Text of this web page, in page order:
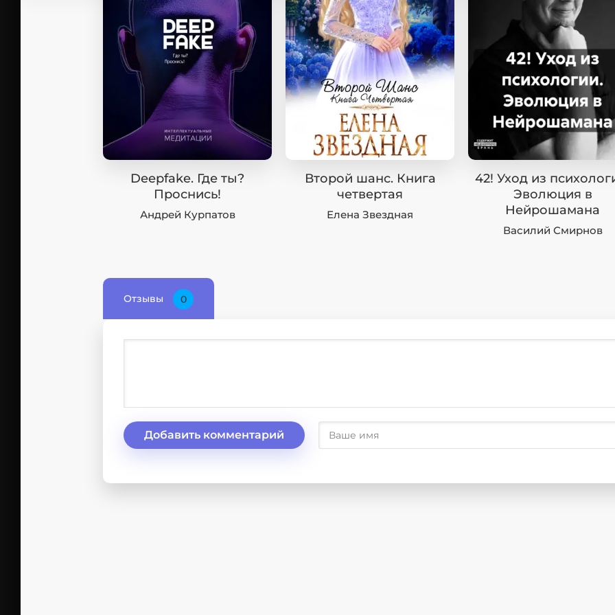
Deepfake. Где ты?
Проснись!
Андрей Курпатов
Второй шанс. Книга
четвертая
Елена Звездная
42! Уход из
Эволюция в
Нейрошамана
Василий Смирнов
Отзывы 0
Добавить комментарий